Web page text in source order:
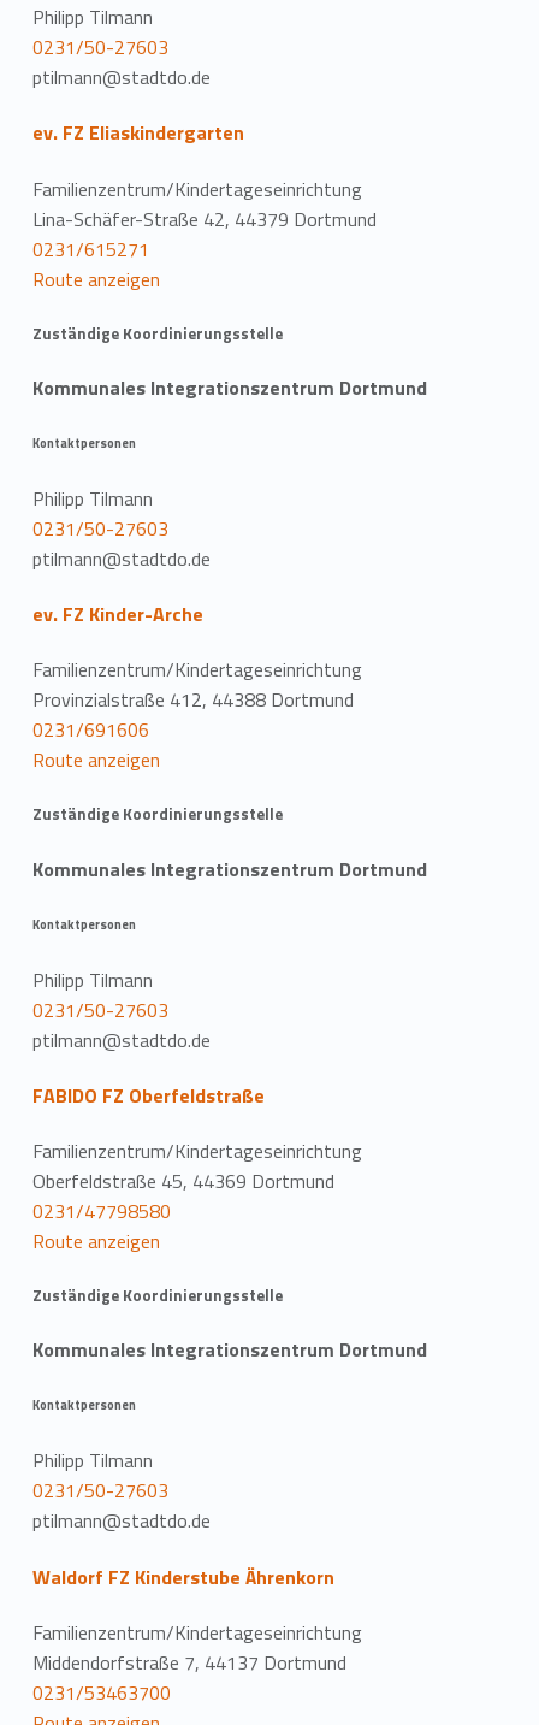
Philipp Tilmann
0231/50-27603
ptilmann@stadtdo.de
ev. FZ Eliaskindergarten
Familienzentrum/Kindertageseinrichtung
Lina-Schäfer-Straße 42, 44379 Dortmund
0231/615271
Route anzeigen
Zuständige Koordinierungsstelle
Kommunales Integrationszentrum Dortmund
Kontaktpersonen
Philipp Tilmann
0231/50-27603
ptilmann@stadtdo.de
ev. FZ Kinder-Arche
Familienzentrum/Kindertageseinrichtung
Provinzialstraße 412, 44388 Dortmund
0231/691606
Route anzeigen
Zuständige Koordinierungsstelle
Kommunales Integrationszentrum Dortmund
Kontaktpersonen
Philipp Tilmann
0231/50-27603
ptilmann@stadtdo.de
FABIDO FZ Oberfeldstraße
Familienzentrum/Kindertageseinrichtung
Oberfeldstraße 45, 44369 Dortmund
0231/47798580
Route anzeigen
Zuständige Koordinierungsstelle
Kommunales Integrationszentrum Dortmund
Kontaktpersonen
Philipp Tilmann
0231/50-27603
ptilmann@stadtdo.de
Waldorf FZ Kinderstube Ährenkorn
Familienzentrum/Kindertageseinrichtung
Middendorfstraße 7, 44137 Dortmund
0231/53463700